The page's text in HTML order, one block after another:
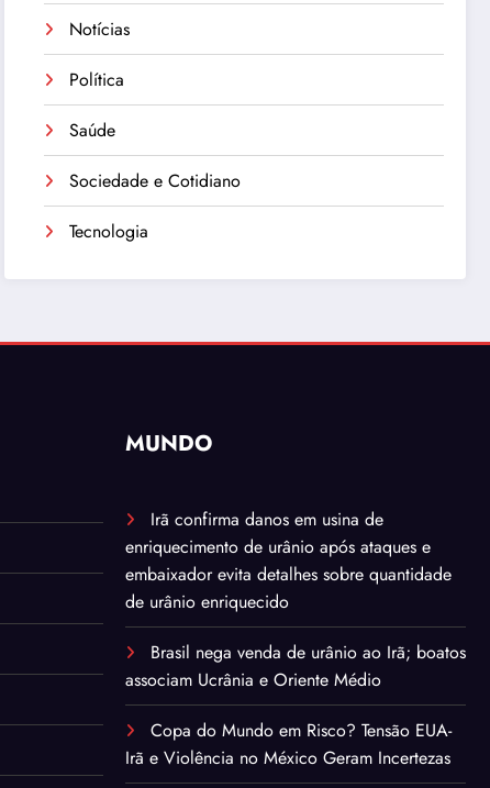
Notícias
Política
Saúde
Sociedade e Cotidiano
Tecnologia
MUNDO
Irã confirma danos em usina de
enriquecimento de urânio após ataques e
embaixador evita detalhes sobre quantidade
de urânio enriquecido
Brasil nega venda de urânio ao Irã; boatos
associam Ucrânia e Oriente Médio
Copa do Mundo em Risco? Tensão EUA-
Irã e Violência no México Geram Incertezas